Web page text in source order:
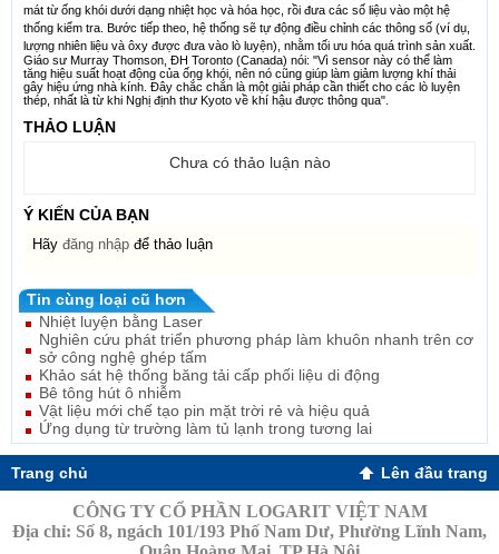
mát từ ống khói dưới dạng nhiệt học và hóa học, rồi đưa các số liệu vào một hệ
thống kiểm tra. Bước tiếp theo, hệ thống sẽ tự động điều chỉnh các thông số (ví dụ,
lượng nhiên liệu và ôxy được đưa vào lò luyện), nhằm tối ưu hóa quá trình sản xuất.
Giáo sư Murray Thomson, ĐH Toronto (Canada) nói: "Vì sensor này có thể làm
tăng hiệu suất hoạt động của ống khói, nên nó cũng giúp làm giảm lượng khí thải
gây hiệu ứng nhà kính. Đây chắc chắn là một giải pháp cần thiết cho các lò luyện
thép, nhất là từ khi Nghị định thư Kyoto về khí hậu được thông qua".
THẢO LUẬN
Chưa có thảo luận nào
Ý KIẾN CỦA BẠN
Hãy đăng nhập để thảo luận
Tin cùng loại cũ hơn
Nhiệt luyện bằng Laser
Nghiên cứu phát triển phương pháp làm khuôn nhanh trên cơ
sở công nghệ ghép tấm
Khảo sát hệ thống băng tải cấp phối liệu di động
Bê tông hút ô nhiễm
Vật liệu mới chế tạo pin mặt trời rẻ và hiệu quả
Ứng dụng từ trường làm tủ lạnh trong tương lai
Trang chủ Lên đầu trang
CÔNG TY CỔ PHẦN LOGARIT VIỆT NAM
Địa chỉ: Số 8, ngách 101/193 Phố Nam Dư, Phường Lĩnh Nam,